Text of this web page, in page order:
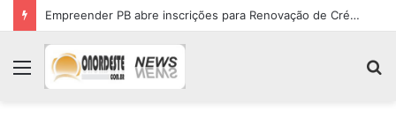
Empreender PB abre inscrições para Renovação de Crédito
Menu